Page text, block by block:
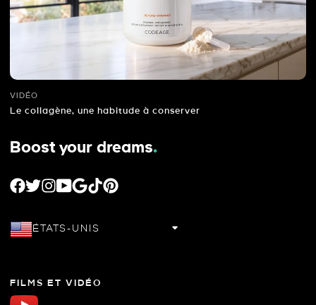
FILMS ET VIDÉO
VIDÉO
Le collagène, une habitude à conserver
Boost your dreams.
FACEBOOK
TWITTER
INSTAGRAM
YOUTUBE
GOOGLE
TIKTOK
PINTEREST
ÉTATS-UNIS